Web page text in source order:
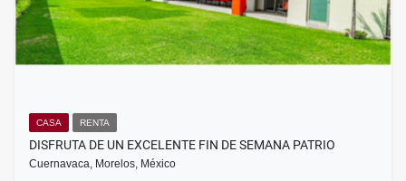
CASA RENTA
DISFRUTA DE UN EXCELENTE FIN DE SEMANA PATRIO
Cuernavaca, Morelos, México